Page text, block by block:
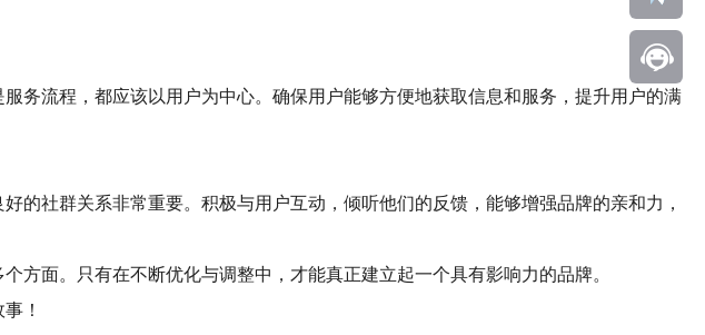
务流程，都应该以用户为中心。确保用户能够方便地获取信息和服务，提升用户的满
的社群关系非常重要。积极与用户互动，倾听他们的反馈，能够增强品牌的亲和力，
方面。只有在不断优化与调整中，才能真正建立起一个具有影响力的品牌。
！